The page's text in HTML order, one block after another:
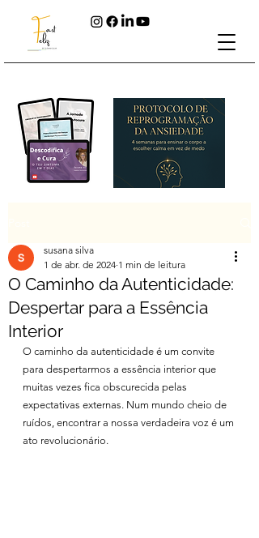
O Caminho da Autenticidade:
Despertar para a Essência
Interior
susana silva
1 de abr. de 2024 1 min de leitura
O caminho da autenticidade é um convite
para despertarmos a essência interior que
muitas vezes fica obscurecida pelas
expectativas externas. Num mundo cheio de
ruídos, encontrar a nossa verdadeira voz é um
ato revolucionário.